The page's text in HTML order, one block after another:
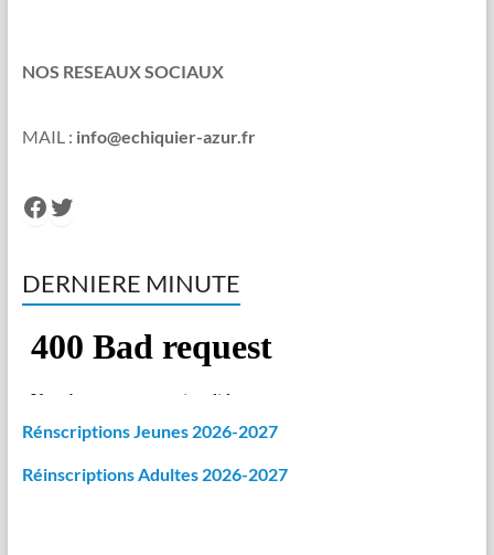
NOS RESEAUX SOCIAUX
MAIL : info@echiquier-azur.fr
Facebook
Twitter
DERNIERE MINUTE
Rénscriptions Jeunes 2026-2027
Réinscriptions Adultes 2026-2027